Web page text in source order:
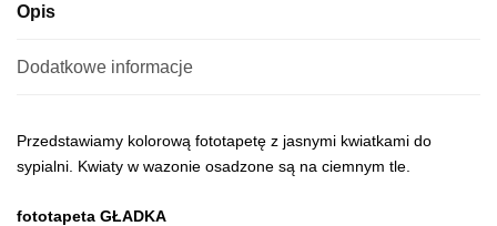
Opis
Dodatkowe informacje
Przedstawiamy kolorową fototapetę z jasnymi kwiatkami do
sypialni. Kwiaty w wazonie osadzone są na ciemnym tle.
fototapeta GŁADKA